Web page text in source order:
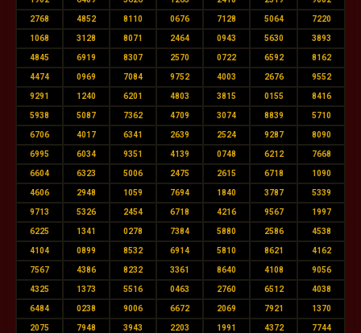
2768 4852 8110 0676 7128 5064 7220
1068 3128 8071 2464 0943 5630 3893
4845 6919 8307 2570 0722 6592 8162
4474 0969 7084 9752 4003 2676 9552
9291 1240 6201 4803 3815 0155 8416
5938 5087 7362 4709 3074 8839 5710
6706 4017 6341 2639 2524 9287 8090
6995 6034 9351 4139 0748 6212 7668
6604 6323 5006 2475 2615 6718 1090
4606 2948 1059 7694 1840 3787 5339
9713 5326 2454 6718 4216 9567 1997
6225 1341 0278 7384 5880 2586 4538
4104 0899 8532 6914 5810 8621 4162
7567 4386 8232 3361 8640 4108 9056
4325 1373 5516 0463 2760 6512 4038
6484 0238 9006 6672 2069 7921 1370
2075 7948 3943 2203 1991 4372 7744